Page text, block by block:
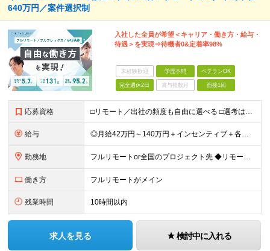
640万円／案件選択制
入社した全員が希望＜キャリア・働き方・給与・
待遇＞を実現⇒待機者0&定着率98%
未経験歓迎 学歴不問 ベテランOK
完全週休2日 賞与複数月 面接1回
応募資格 □リモート／出社の頻度も自由に選べる □選考は役員とWeb面談1回のみ □学歴不問／第二新卒歓迎／ブランクOK 【応募条件】 ◎インフラエンジニアの実務経験1年以上をお持ちの方 └運用・監視だけの方
給与 ◎月給42万円～140万円＋インセンティブ＋各種手当 ・エンジニア平均年収640万円 ・入社したエンジニア全員年収UP！平均180万円UP！ ・還元率80~95%！平均還元率86.9% ・単価連動型⇒
勤務地 フルリモートor全国のプロジェクト先 ◆リモート実施率93%（リモート／出社の頻度も自分で選べる） ◆UIターン歓迎！転勤なし ※(変更の範囲)上記を除く当社関連勤務地 ＼独立した評価機関による評価
働き方 フルリモートがメイン
残業時間 10時間以内
求人を見る 検討中に入れる